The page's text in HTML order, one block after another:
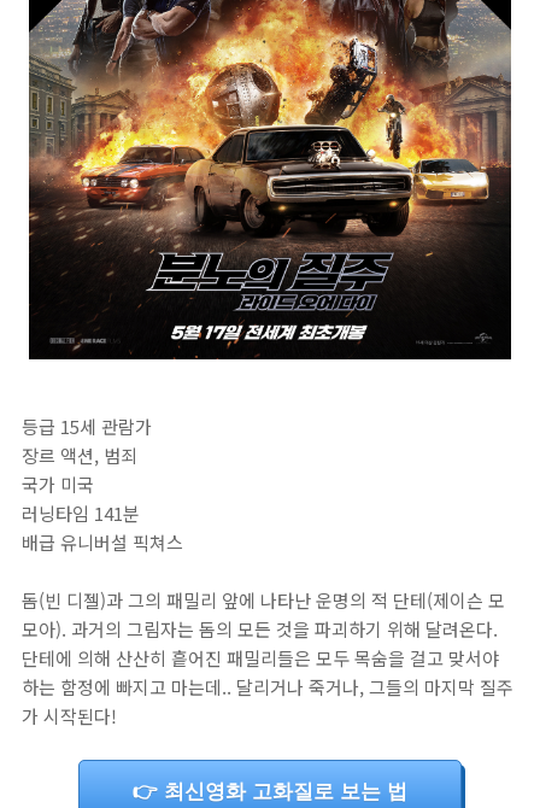
등급 15세 관람가
장르 액션, 범죄
국가 미국
러닝타임 141분
배급 유니버설 픽쳐스
돔(빈 디젤)과 그의 패밀리 앞에 나타난 운명의 적 단테(제이슨 모
모아). 과거의 그림자는 돔의 모든 것을 파괴하기 위해 달려온다.
단테에 의해 산산히 흩어진 패밀리들은 모두 목숨을 걸고 맞서야
하는 함정에 빠지고 마는데.. 달리거나 죽거나, 그들의 마지막 질주
가 시작된다!
👉 최신영화 고화질로 보는 법